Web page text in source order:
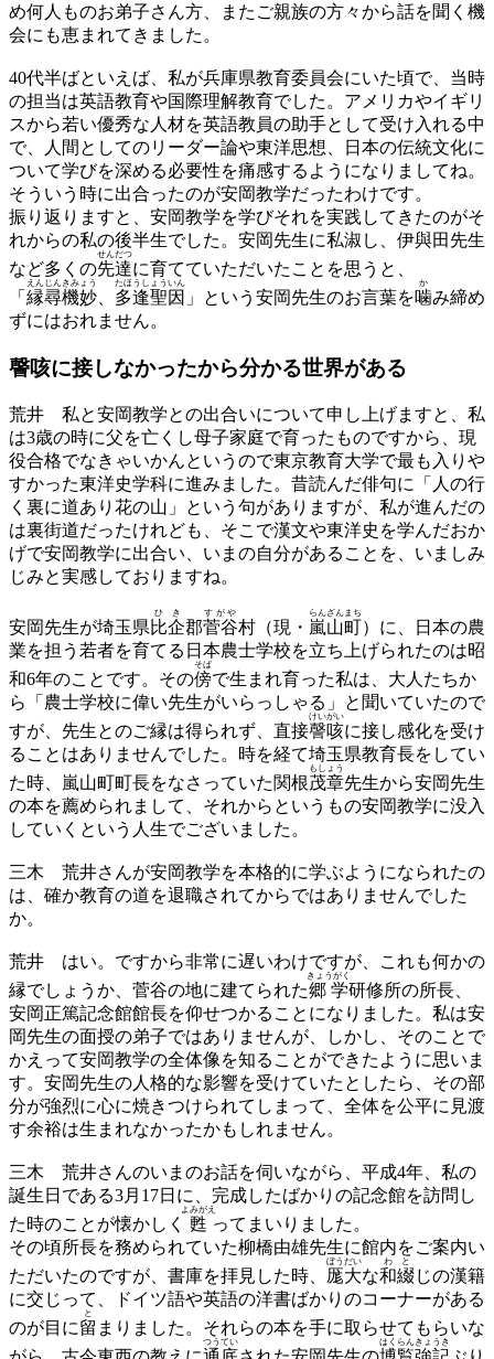
め何人ものお弟子さん方、またご親族の方々から話を聞く機
会にも恵まれてきました。
40代半ばといえば、私が兵庫県教育委員会にいた頃で、当時
の担当は英語教育や国際理解教育でした。アメリカやイギリ
スから若い優秀な人材を英語教員の助手として受け入れる中
で、人間としてのリーダー論や東洋思想、日本の伝統文化に
ついて学びを深める必要性を痛感するようになりましてね。
そういう時に出合ったのが安岡教学だったわけです。
振り返りますと、安岡教学を学びそれを実践してきたのがそ
れからの私の後半生でした。安岡先生に私淑し、伊與田先生
など多くの先達
せんだつ
に育てていただいたことを思うと、
「 縁尋機妙
えんじんきみょう
多逢聖因
たほうしょういん
」という安岡先生のお言葉を噛
か
み締め
ずにはおれません。
謦咳に接しなかったから分かる世界がある
荒井 私と安岡教学との出合いについて申し上げますと、私
は3歳の時に父を亡くし母子家庭で育ったものですから、現
役合格でなきゃいかんというので東京教育大学で最も入りや
すかった東洋史学科に進みました。昔読んだ俳句に「人の行
く裏に道あり花の山」という句がありますが、私が進んだの
は裏街道だったけれども、そこで漢文や東洋史を学んだおか
げで安岡教学に出合い、いまの自分があることを、いましみ
じみと実感しておりますね。
安岡先生が埼玉県比企
ひき
郡菅谷
すがや
村（現・ 嵐山町
らんざんまち
）に、日本の農
業を担う若者を育てる日本農士学校を立ち上げられたのは昭
和6年のことです。その傍
そば
で生まれ育った私は、大人たちか
ら「農士学校に偉い先生がいらっしゃる」と聞いていたので
すが、先生とのご縁は得られず、直接謦咳
けいがい
に接し感化を受け
ることはありませんでした。時を経て埼玉県教育長をしてい
た時、嵐山町町長をなさっていた関根茂章
もしょう
先生から安岡先生
の本を薦められまして、それからというもの安岡教学に没入
していくという人生でございました。
三木 荒井さんが安岡教学を本格的に学ぶようになられたの
は、確か教育の道を退職されてからではありませんでした
か。
荒井 はい。ですから非常に遅いわけですが、これも何かの
縁でしょうか、菅谷の地に建てられた郷学
きょうがく
研修所の所長、
安岡正篤記念館館長を仰せつかることになりました。私は安
岡先生の面授の弟子ではありませんが、しかし、そのことで
かえって安岡教学の全体像を知ることができたように思いま
す。安岡先生の人格的な影響を受けていたとしたら、その部
分が強烈に心に焼きつけられてしまって、全体を公平に見渡
す余裕は生まれなかったかもしれません。
三木 荒井さんのいまのお話を伺いながら、平成4年、私の
誕生日である3月17日に、完成したばかりの記念館を訪問し
た時のことが懐かしく
甦
よみがえ
ってまいりました。
その頃所長を務められていた柳橋由雄先生に館内をご案内い
ただいたのですが、書庫を拝見した時、 厖大
ぼうだい
な和綴
わと
じの漢籍
に交じって、ドイツ語や英語の洋書ばかりのコーナーがある
のが目に留
と
まりました。それらの本を手に取らせてもらいな
つうてい はくらんきょうき